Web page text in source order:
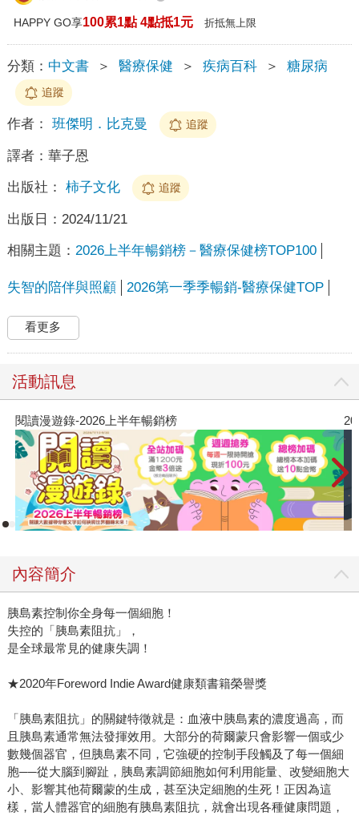
HAPPY GO享100累1點 4點抵1元 折抵無上限
分類： 中文書 ＞ 醫療保健 ＞ 疾病百科 ＞ 糖尿病
追蹤
作者： 班傑明．比克曼 追蹤
譯者： 華子恩
出版社： 柿子文化 追蹤
出版日： 2024/11/21
相關主題： 2026上半年暢銷榜－醫療保健榜TOP100
失智的陪伴與照顧 2026第一季季暢銷-醫療保健TOP
看更多
活動訊息
閱讀漫遊錄-2026上半年暢銷榜
內容簡介
胰島素控制你全身每一個細胞！
失控的「胰島素阻抗」，
是全球最常見的健康失調！
★2020年Foreword Indie Award健康類書籍榮譽獎
「胰島素阻抗」的關鍵特徵就是：血液中胰島素的濃度過高，而
且胰島素通常無法發揮效用。大部分的荷爾蒙只會影響一個或少
數幾個器官，但胰島素不同，它強硬的控制手段觸及了每一個細
胞──從大腦到腳趾，胰島素調節細胞如何利用能量、改變細胞大
小、影響其他荷爾蒙的生成，甚至決定細胞的生死！正因為這
樣，當人體器官的細胞有胰島素阻抗，就會出現各種健康問題，